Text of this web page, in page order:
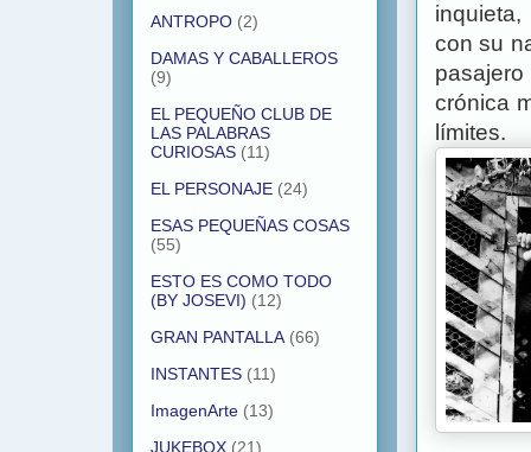
con su
crónica
límites.
ANTROPO (2)
DAMAS Y CABALLEROS
(9)
EL PEQUEÑO CLUB DE
LAS PALABRAS
CURIOSAS (11)
EL PERSONAJE (24)
ESAS PEQUEÑAS COSAS
(55)
ESTO ES COMO TODO
(BY JOSEVI) (12)
GRAN PANTALLA (66)
INSTANTES (11)
ImagenArte (13)
JUKEBOX (21)